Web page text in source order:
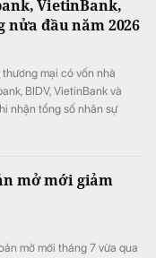
VietinBank,
nửa đầu năm 2026
mại có vốn nhà
BIDV, VietinBank và
nhận tổng số nhân sự
mở mới giảm
mở mới tháng 7 vừa qua